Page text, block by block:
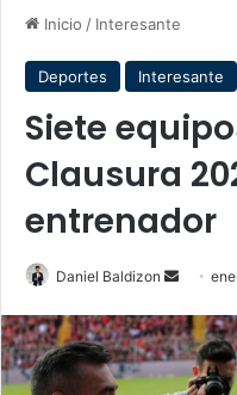
Inicio / Interesante
Deportes Interesante
Siete
Clausura
entrenador
Daniel Baldizon
Send
email